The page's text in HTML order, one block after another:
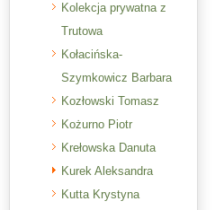
Kolekcja prywatna z
Trutowa
Kołacińska-
Szymkowicz Barbara
Kozłowski Tomasz
Kożurno Piotr
Krełowska Danuta
Kurek Aleksandra
Kutta Krystyna